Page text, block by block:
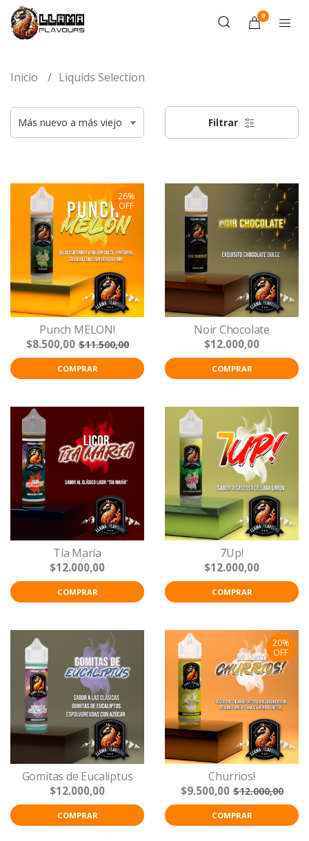
0
Inicio Liquids Selection
Filtrar
26%
OFF
Punch MELON!
$8.500,00 $11.500,00
COMPRAR
Noir Chocolate
$12.000,00
COMPRAR
Tía María
$12.000,00
COMPRAR
7Up!
$12.000,00
COMPRAR
Gomitas de Eucaliptus
$12.000,00
COMPRAR
20%
OFF
Churrios!
$9.500,00 $12.000,00
COMPRAR